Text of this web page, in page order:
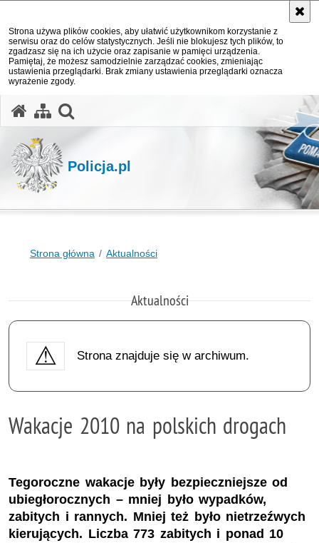
Strona używa plików cookies, aby ułatwić użytkownikom korzystanie z
serwisu oraz do celów statystycznych. Jeśli nie blokujesz tych plików, to
zgadzasz się na ich użycie oraz zapisanie w pamięci urządzenia.
Pamiętaj, że możesz samodzielnie zarządzać cookies, zmieniając
ustawienia przeglądarki. Brak zmiany ustawienia przeglądarki oznacza
wyrażenie zgody.
Policja.pl
Strona główna Aktualności
Aktualności
Strona znajduje się w archiwum.
Wakacje 2010 na polskich drogach
Tegoroczne wakacje były bezpieczniejsze od
ubiegłorocznych – mniej było wypadków,
zabitych i rannych. Mniej też było nietrzeźwych
kierujących. Liczba 773 zabitych i ponad 10